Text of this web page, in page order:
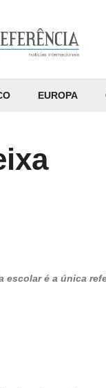
EUROPA
escolar é a única